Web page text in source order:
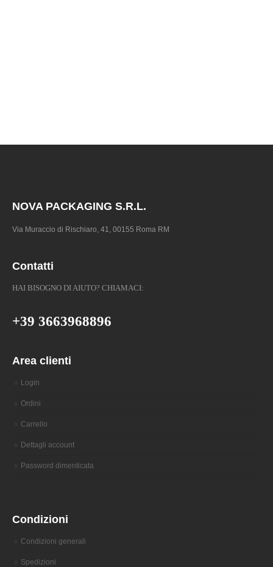
NOVA PACKAGING S.R.L.
Via Muraccio di Rischiaro, 41, 00155 Roma RM
Contatti
HAI BISOGNO DI AIUTO? CHIAMACI:
+39 3663968896
Area clienti
Login
Ordini
Carrello
Dettagli account
Password dimenticata
Condizioni
Condizioni generali
Spedizioni